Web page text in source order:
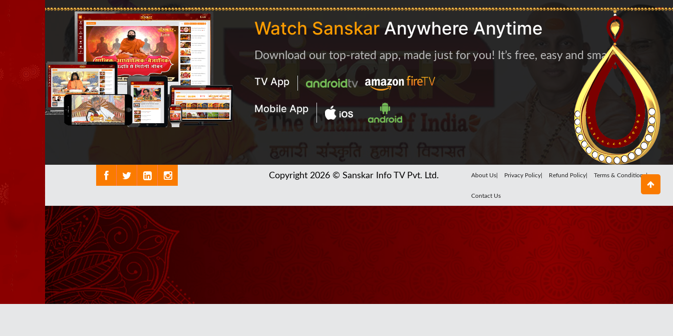
Watch Sanskar Anywhere Anytime
Download our top-rated app, made just for you! It’s free, easy and smart
TV App
Mobile App
Copyright 2026 © Sanskar Info TV Pvt. Ltd. About Us| Privacy Policy| Refund Policy| Terms & Conditions|
Contact Us